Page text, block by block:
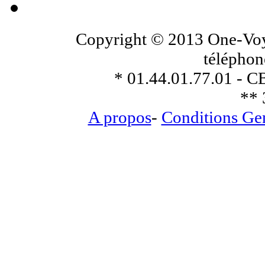
Copyright © 2013 One-
* 01.44.01.77.01 -
**
A propos- Conditions